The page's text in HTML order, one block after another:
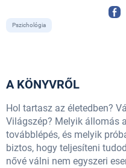
Pszichológia
A KÖNYVRŐL
Hol tartasz az életedben?
Világszép? Melyik állomás
továbblépés, és melyik
biztos, hogy teljesíteni
nővé válni nem egyszeri